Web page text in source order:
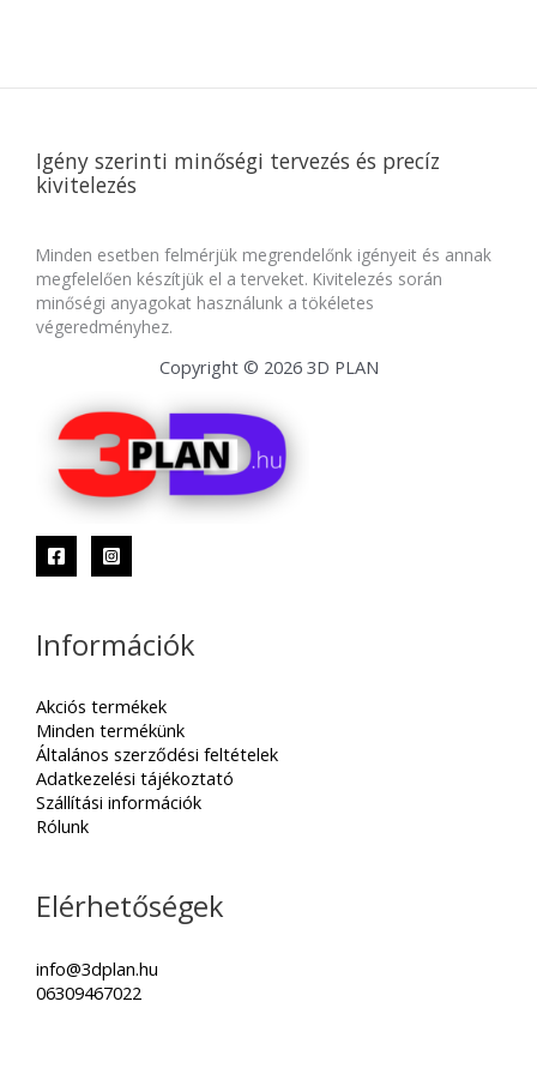
Igény szerinti minőségi tervezés és precíz
kivitelezés
Minden esetben felmérjük megrendelőnk igényeit és annak
megfelelően készítjük el a terveket. Kivitelezés során
minőségi anyagokat használunk a tökéletes
végeredményhez.
Copyright © 2026 3D PLAN
Információk
Akciós termékek
Minden termékünk
Általános szerződési feltételek
Adatkezelési tájékoztató
Szállítási információk
Rólunk
Elérhetőségek
info@3dplan.hu
06309467022